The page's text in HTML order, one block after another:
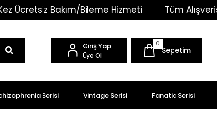
Ücretsiz Bakım/Bileme Hizmeti Tüm
Giriş Yap
Üye Ol
0
Sepetim
Serisi Vintage Serisi Fanatic Serisi